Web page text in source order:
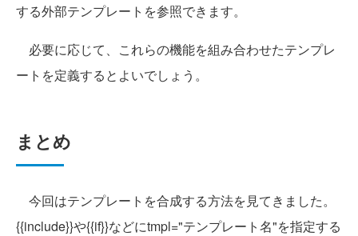
する外部テンプレートを参照できます。
必要に応じて、これらの機能を組み合わせたテンプレ
ートを定義するとよいでしょう。
まとめ
今回はテンプレートを合成する方法を見てきました。
{{include}}や{{if}}などにtmpl="テンプレート名"を指定する